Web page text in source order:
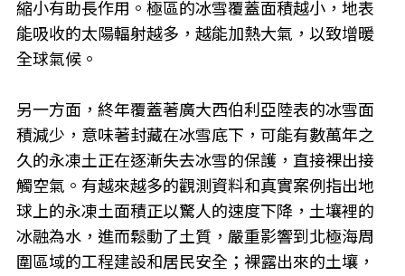
縮小有助長作用。極區的冰雪覆蓋面積越小，地表
能吸收的太陽輻射越多，越能加熱大氣，以致增暖
全球氣候。
另一方面，終年覆蓋著廣大西伯利亞陸表的冰雪面
積減少，意味著封藏在冰雪底下，可能有數萬年之
久的永凍土正在逐漸失去冰雪的保護，直接裸出接
觸空氣。有越來越多的觀測資料和真實案例指出地
球上的永凍土面積正以驚人的速度下降，土壤裡的
冰融為水，進而鬆動了土質，嚴重影響到北極海周
圍區域的工程建設和居民安全；裸露出來的土壤，